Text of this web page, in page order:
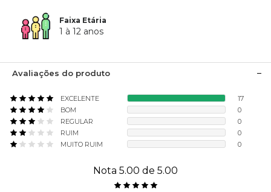
Faixa Etária
1 à 12 anos
Avaliações do produto
EXCELENTE
17
BOM
0
REGULAR
0
RUIM
0
MUITO RUIM
0
Nota 5.00 de 5.00